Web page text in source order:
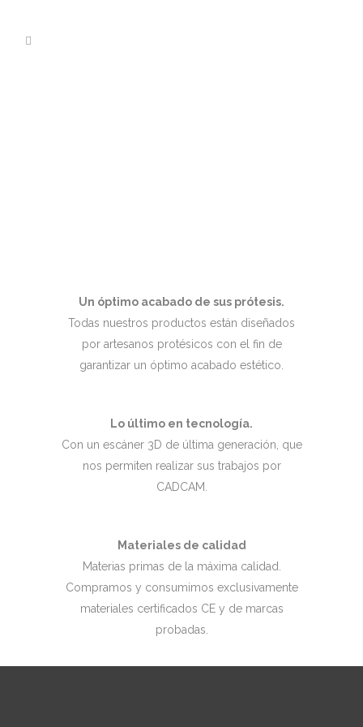
Un óptimo acabado de sus prótesis.
Todas nuestros productos están diseñados
por artesanos protésicos con el fin de
garantizar un óptimo acabado estético.
Lo último en tecnología.
Con un escáner 3D de última generación, que
nos permiten realizar sus trabajos por
CADCAM.
Materiales de calidad
Materias primas de la máxima calidad.
Compramos y consumimos exclusivamente
materiales certificados CE y de marcas
probadas.